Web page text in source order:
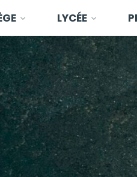
LYCÉE